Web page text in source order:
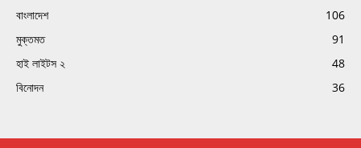
বাংলাদেশ
106
মুক্তমত
91
হাই লাইটস ২
48
বিনোদন
36